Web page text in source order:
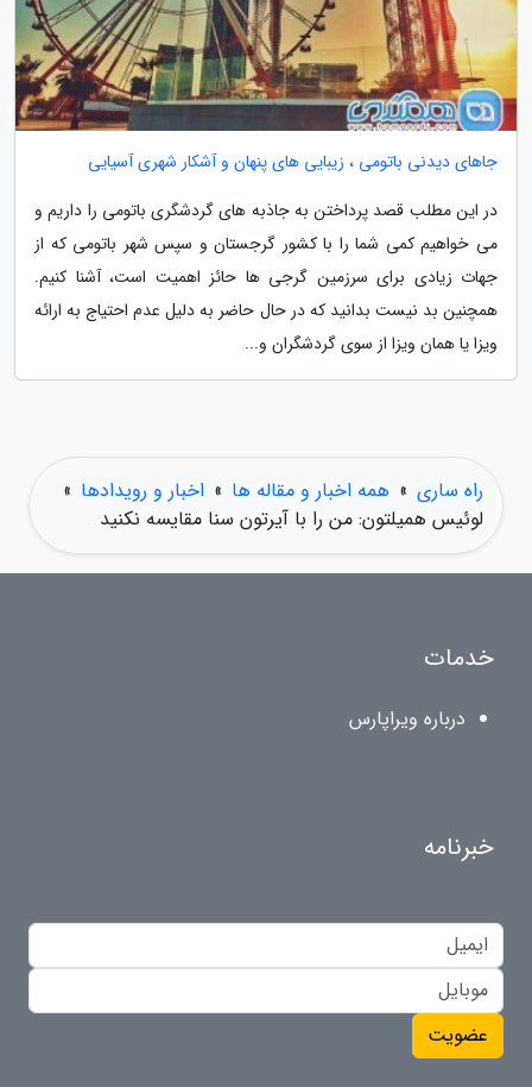
جاهای دیدنی باتومی ، زیبایی های پنهان و آشکار شهری آسیایی
در این مطلب قصد پرداختن به جاذبه های گردشگری باتومی را داریم و
می خواهیم کمی شما را با کشور گرجستان و سپس شهر باتومی که از
جهات زیادی برای سرزمین گرجی ها حائز اهمیت است، آشنا کنیم.
همچنین بد نیست بدانید که در حال حاضر به دلیل عدم احتیاج به ارائه
ویزا یا همان ویزا از سوی گردشگران و...
راه ساری » همه اخبار و مقاله ها » اخبار و رویدادها »
لوئیس همیلتون: من را با آیرتون سنا مقایسه نکنید
خدمات
درباره ویراپارس
خبرنامه
عضویت